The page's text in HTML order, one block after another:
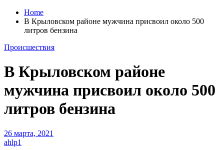
Home
В Крыловском районе мужчина присвоил около 500
литров бензина
Происшествия
В Крыловском районе
мужчина присвоил около 500
литров бензина
26 марта, 2021
ahlp1